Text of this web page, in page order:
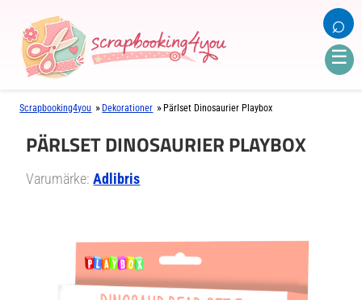
☰
⌕
Scrapbooking4you » Dekorationer » Pärlset Dinosaurier Playbox
PÄRLSET DINOSAURIER PLAYBOX
Varumärke:Adlibris